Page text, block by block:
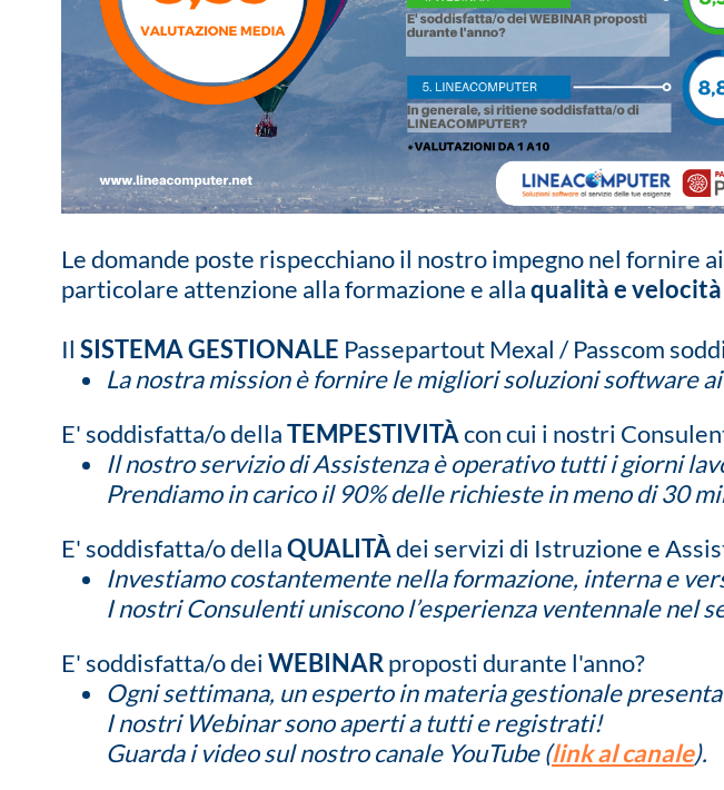
Le domande poste rispecchiano il nostro impegno nel fornire
particolare attenzione alla formazione e allaqualità e
Il SISTEMA GESTIONALE Passepartout Mexal / Passcom
La nostra mission è fornire le migliori soluzioni software
E' soddisfatta/o dellaTEMPESTIVITÀcon cui i nostri
Il nostro servizio di Assistenza è operativo tutti i giorni
Prendiamo in carico il 90% delle richieste in meno di 30
E' soddisfatta/o dellaQUALITÀdei servizi di Istruzione e
Investiamo costantemente nella formazione, interna e
I nostri Consulenti uniscono l’esperienza ventennale nel
E' soddisfatta/o deiWEBINARproposti durante l'anno?
Ogni settimana, un esperto in materia gestionale
I nostri Webinar sono aperti a tutti e registrati!
Guarda i video sul nostro canale YouTube (link al canale).